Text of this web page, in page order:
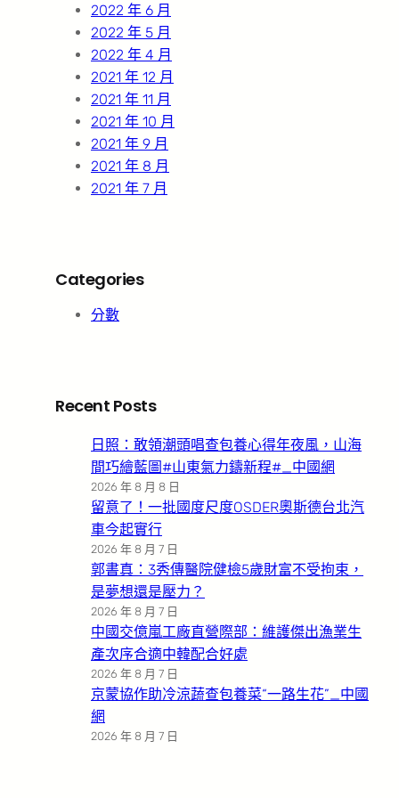
2022 年 6 月
2022 年 5 月
2022 年 4 月
2021 年 12 月
2021 年 11 月
2021 年 10 月
2021 年 9 月
2021 年 8 月
2021 年 7 月
Categories
分數
Recent Posts
日照：敢領潮頭唱查包養心得年夜風，山海
間巧繪藍圖#山東氣力鑄新程#_中國網
2026 年 8 月 8 日
留意了！一批國度尺度OSDER奧斯德台北汽
車今起實行
2026 年 8 月 7 日
郭書真：3秀傳醫院健檢5歲財富不受拘束，
是夢想還是壓力？
2026 年 8 月 7 日
中國交億嵐工廠直營際部：維護傑出漁業生
產次序合適中韓配合好處
2026 年 8 月 7 日
京蒙協作助冷涼蔬查包養菜“一路生花”_中國
網
2026 年 8 月 7 日